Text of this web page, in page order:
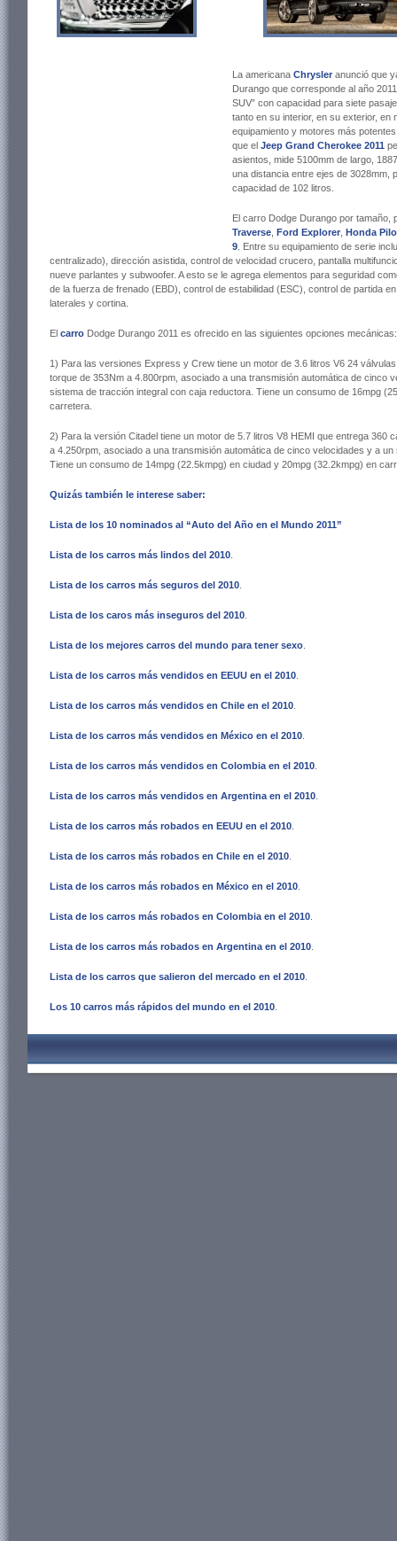
La americana Chrysler anunció que
Durango que corresponde al año
SUV” con capacidad para siete
tanto en su interior, en su exterior,
equipamiento y motores más
que el Jeep Grand Cherokee 2011
asientos, mide 5100mm de largo,
una distancia entre ejes de 3028mm,
capacidad de 102 litros.
El carro Dodge Durango por tamaño,
Traverse Ford Explorer Honda
9 . Entre su equipamiento de serie
centralizado), dirección asistida, control de velocidad crucero, pantalla
nueve parlantes y subwoofer. A esto se le agrega elementos para seguridad
de la fuerza de frenado (EBD), control de estabilidad (ESC), control de partida
laterales y cortina.
El carro Dodge Durango 2011 es ofrecido en las siguientes opciones mecánicas:
1) Para las versiones Express y Crew tiene un motor de 3.6 litros V6 24
torque de 353Nm a 4.800rpm, asociado a una transmisión automática de cinco
sistema de tracción integral con caja reductora. Tiene un consumo de 16mpg
carretera.
2) Para la versión Citadel tiene un motor de 5.7 litros V8 HEMI que entrega 360
a 4.250rpm, asociado a una transmisión automática de cinco velocidades y a
Tiene un consumo de 14mpg (22.5kmpg) en ciudad y 20mpg (32.2kmpg) en
Quizás también le interese saber:
Lista de los 10 nominados al “Auto del Año en el Mundo 2011”
Lista de los carros más lindos del 2010
Lista de los carros más seguros del 2010
Lista de los caros más inseguros del 2010
Lista de los mejores carros del mundo para tener sexo
Lista de los carros más vendidos en EEUU en el 2010
Lista de los carros más vendidos en Chile en el 2010
Lista de los carros más vendidos en México en el 2010
Lista de los carros más vendidos en Colombia en el 2010
Lista de los carros más vendidos en Argentina en el 2010
Lista de los carros más robados en EEUU en el 2010
Lista de los carros más robados en Chile en el 2010
Lista de los carros más robados en México en el 2010
Lista de los carros más robados en Colombia en el 2010
Lista de los carros más robados en Argentina en el 2010
Lista de los carros que salieron del mercado en el 2010
Los 10 carros más rápidos del mundo en el 2010